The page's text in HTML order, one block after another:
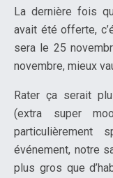
La dernière fois
avait été offerte,
sera le 25
novembre, mieux
Rater ça serait
(extra super
particulièrement
événement, notre
plus gros que